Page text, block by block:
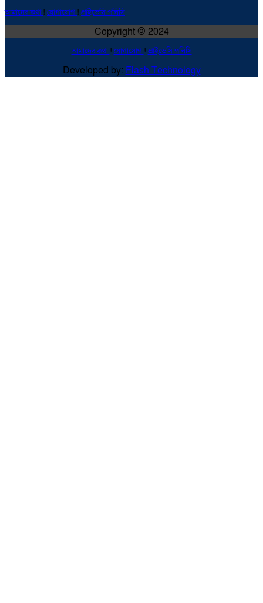
আমাদের কথা! যোগাযোগ ! প্রাইভেসি পলিসি
Copyright © 2024
আমাদের কথা! যোগাযোগ ! প্রাইভেসি পলিসি
Developed by: Flash Technology